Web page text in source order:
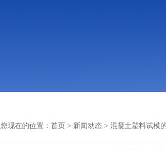
您现在的位置： 首页 > 新闻动态 > 混凝土塑料试模